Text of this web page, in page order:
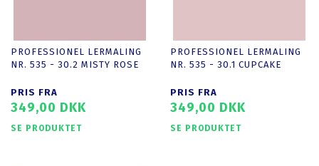
PROFESSIONEL LERMALING
NR. 535 - 30.2 MISTY ROSE
PRIS FRA
349,00 DKK
SE PRODUKTET
PROFESSIONEL LERMALING
NR. 535 - 30.1 CUPCAKE
PRIS FRA
349,00 DKK
SE PRODUKTET